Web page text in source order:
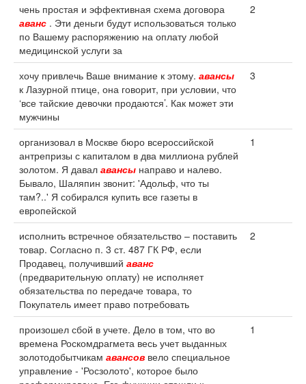
чень простая и эффективная схема договора
аванс . Эти деньги будут использоваться только
по Вашему распоряжению на оплату любой
медицинской услуги за
2
хочу привлечь Ваше внимание к этому. авансы
к Лазурной птице, она говорит, при условии, что
‘все тайские девочки продаются’. Как может эти
мужчины
3
организовал в Москве бюро всероссийской
антрепризы с капиталом в два миллиона рублей
золотом. Я давал авансы направо и налево.
Бывало, Шаляпин звонит: 'Адольф, что ты
там?..' Я собирался купить все газеты в
европейской
1
исполнить встречное обязательство – поставить
товар. Согласно п. 3 ст. 487 ГК РФ, если
Продавец, получивший аванс
(предварительную оплату) не исполняет
обязательства по передаче товара, то
Покупатель имеет право потребовать
2
произошел сбой в учете. Дело в том, что во
времена Роскомдрагмета весь учет выданных
золотодобытчикам авансов вело специальное
управление - 'Росзолото', которое было
1